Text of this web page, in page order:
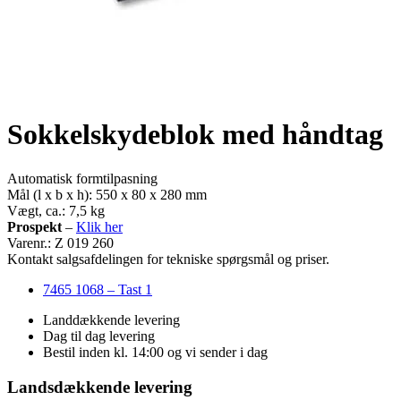
Sokkelskydeblok med håndtag
Automatisk formtilpasning
Mål (l x b x h): 550 x 80 x 280 mm
Vægt, ca.: 7,5 kg
Prospekt – Klik her
Varenr.: Z 019 260
Kontakt salgsafdelingen for tekniske spørgsmål og priser.
7465 1068 – Tast 1
Landdækkende levering
Dag til dag levering
Bestil inden kl. 14:00 og vi sender i dag
Landsdækkende levering